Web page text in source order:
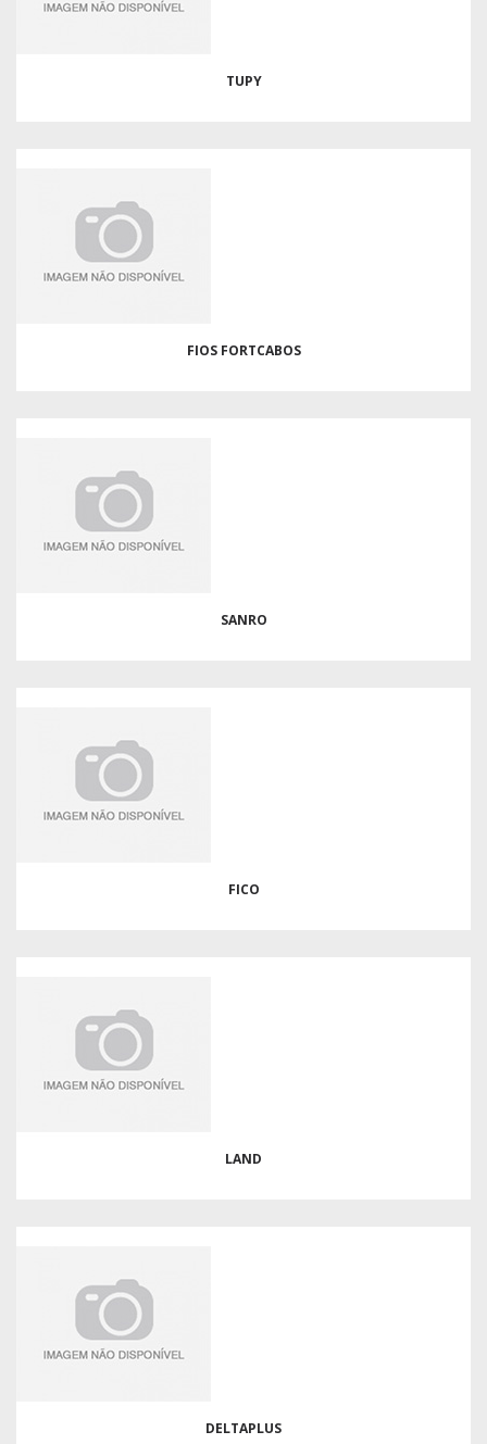
TUPY
FIOS FORTCABOS
SANRO
FICO
LAND
DELTAPLUS